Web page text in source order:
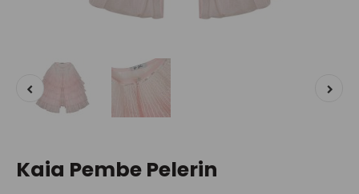
Kaia Pembe Pelerin